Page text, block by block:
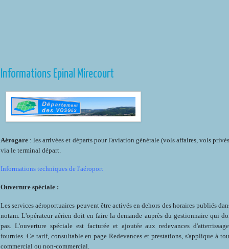
Informations Epinal Mirecourt
Aérogare : les arrivées et départs pour l'aviation générale (vols affaires, vols
via le terminal départ.
Informations techniques de l'aéroport
Ouverture spéciale :
Les services aéroportuaires peuvent être activés en dehors des horaires publiés
notam. L'opérateur aérien doit en faire la demande auprès du gestionnaire qui
pas. L'ouverture spéciale est facturée et ajoutée aux redevances
fournies. Ce tarif, consultable en page Redevances et prestations, s'applique à
commercial ou non-commercial.